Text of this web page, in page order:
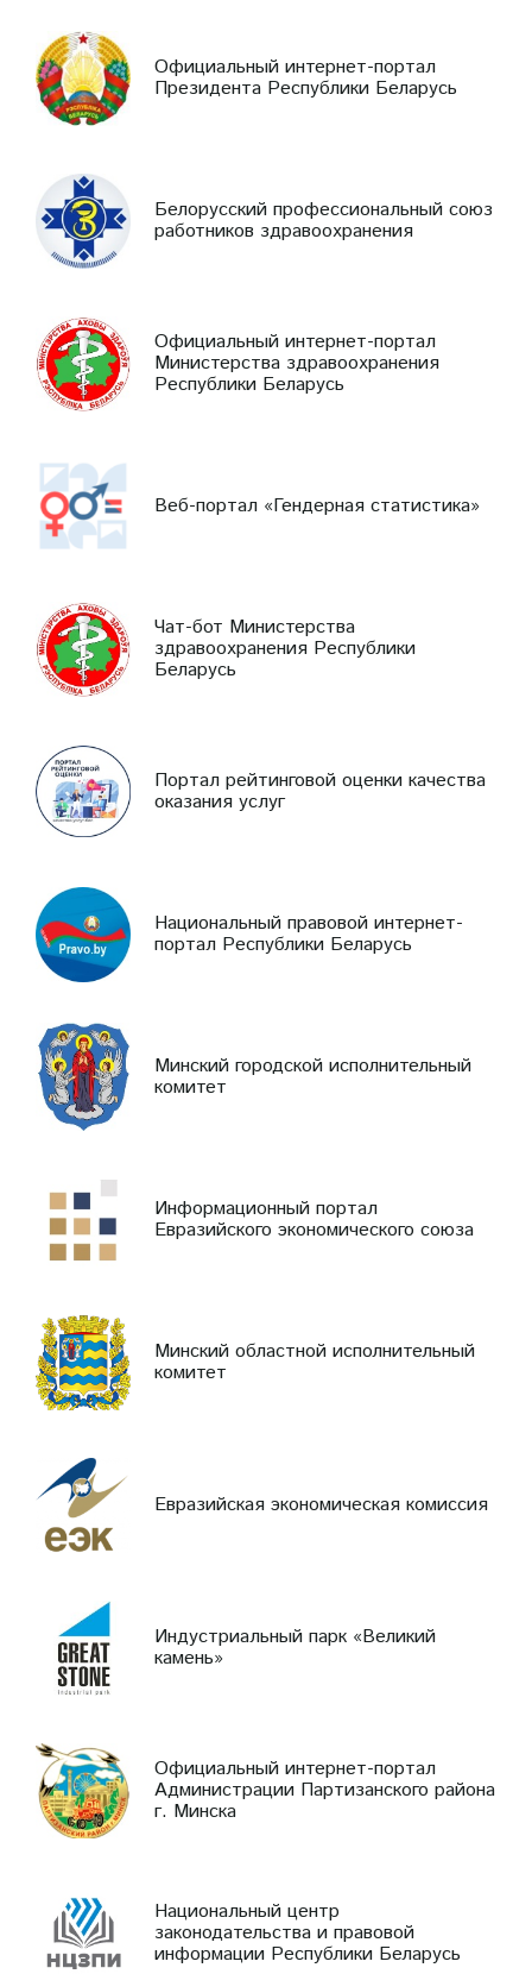
Официальный интернет-портал
Президента Республики Беларусь
Белорусский профессиональный союз
работников здравоохранения
Официальный интернет-портал
Министерства здравоохранения
Республики Беларусь
Веб-портал «Гендерная статистика»
Чат-бот Министерства
здравоохранения Республики
Беларусь
Портал рейтинговой оценки качества
оказания услуг
Национальный правовой интернет-
портал Республики Беларусь
Минский городской исполнительный
комитет
Информационный портал
Евразийского экономического союза
Минский областной исполнительный
комитет
Евразийская экономическая комиссия
Индустриальный парк «Великий
камень»
Официальный интернет-портал
Администрации Партизанского района
г. Минска
Национальный центр
законодательства и правовой
информации Республики Беларусь